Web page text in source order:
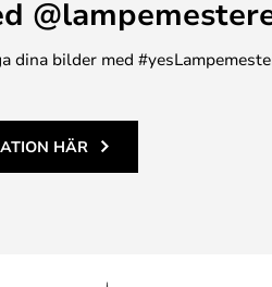
bilder med
HÄR